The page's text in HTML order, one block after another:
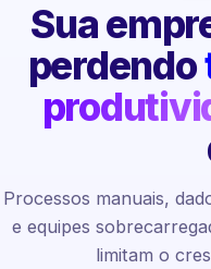
Sua
perdendo
Processos manuais,
e equipes
limitam o